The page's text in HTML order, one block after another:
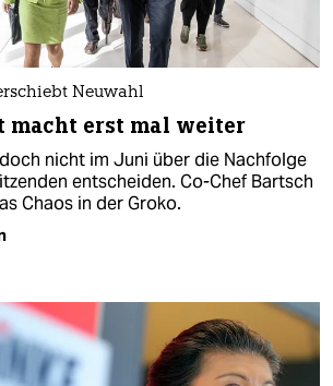
Neuwahl
macht erst mal weiter
nicht im Juni über die Nachfolge
entscheiden. Co-Chef Bartsch
Chaos in der Groko.